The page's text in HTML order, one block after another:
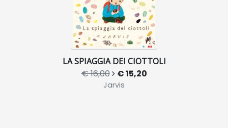
LA SPIAGGIA DEI CIOTTOLI
€ 16,00 € 15,20
Jarvis